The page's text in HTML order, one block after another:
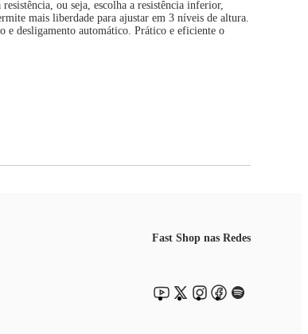
ou seja, escolha a resistência inferior,
mais liberdade para ajustar em 3 níveis de altura.
e desligamento automático. Prático e eficiente o
Fast Shop nas Redes